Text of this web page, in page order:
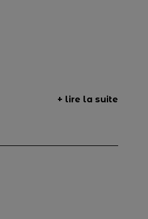
+ lire la suite